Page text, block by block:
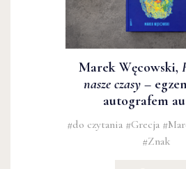
Marek Węcowski,
nasze czasy–
autografem
#do czytania #Grecja
#Znak